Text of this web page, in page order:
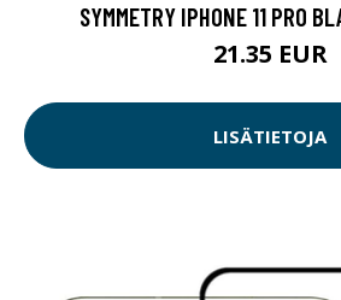
SYMMETRY IPHONE 11 PRO
21.35 EUR
LISÄTIETOJA